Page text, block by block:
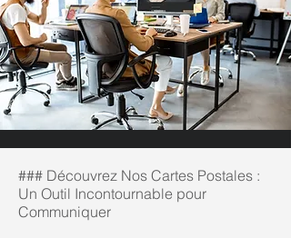
### Découvrez Nos Cartes Postales :
Un Outil Incontournable pour
Communiquer